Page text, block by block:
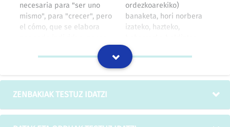
necesaria para "ser uno
mismo", para "crecer", pero
el cómo, que se elabora
una importancia vital en
este proceso de
YO/OTRO, de crecimiento y
conocimiento tanto de la
mismo.
ordezkoarekiko)
banaketa, hori norbera
izateko, hazteko,
balitz bezala. Nolanahi
ere kasu bakoitzean
banaketa hori gertatzeko
moduak garrantzi handia
errealitatea nahiz
norberaren burua
ZENBAKIAK TESTUZ IDATZI